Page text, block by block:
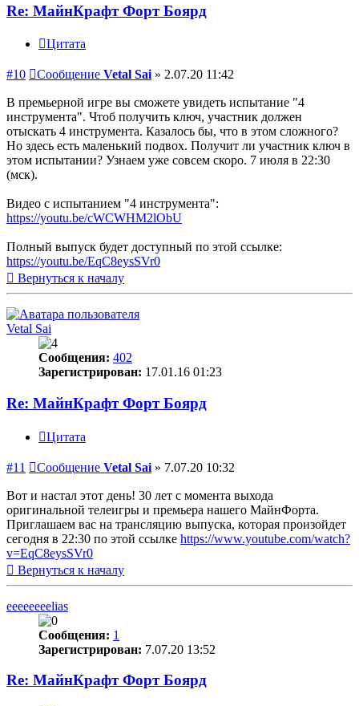
Re: МайнКрафт Форт Боярд
Цитата
#10 Сообщение Vetal Sai » 2.07.20 11:42
В премьерной игре вы сможете увидеть испытание "4
инструмента". Чтоб получить ключ, участник должен
отыскать 4 инструмента. Казалось бы, что в этом сложного?
Но здесь есть маленький подвох. Получит ли участник ключ в
этом испытании? Узнаем уже совсем скоро. 7 июля в 22:30
(мск).
Видео с испытанием "4 инструмента":
https://youtu.be/cWCWHM2lObU
Полный выпуск будет доступный по этой ссылке:
https://youtu.be/EqC8eysSVr0
Вернуться к началу
Vetal Sai
Сообщения: 402
Зарегистрирован: 17.01.16 01:23
Re: МайнКрафт Форт Боярд
Цитата
#11 Сообщение Vetal Sai » 7.07.20 10:32
Вот и настал этот день! 30 лет с момента выхода
оригинальной телеигры и премьера нашего МайнФорта.
Приглашаем вас на трансляцию выпуска, которая произойдет
сегодня в 22:30 по этой ссылке https://www.youtube.com/watch?
v=EqC8eysSVr0
Вернуться к началу
eeeeeeeelias
Сообщения: 1
Зарегистрирован: 7.07.20 13:52
Re: МайнКрафт Форт Боярд